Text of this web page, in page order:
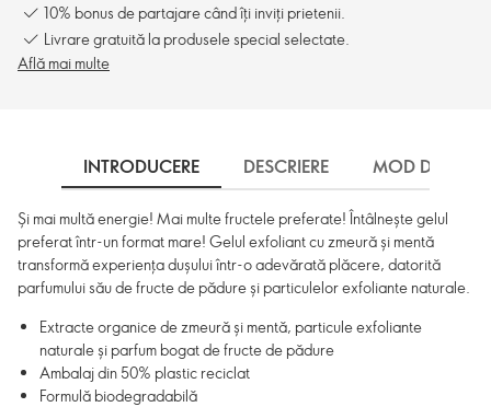
10% bonus de partajare când îți inviți prietenii.
Livrare gratuită la produsele special selectate.
Află mai multe
INTRODUCERE DESCRIERE MOD DE
Și mai multă energie! Mai multe fructele preferate! Întâlnește gelul
preferat într-un format mare! Gelul exfoliant cu zmeură și mentă
transformă experiența dușului într-o adevărată plăcere, datorită
parfumului său de fructe de pădure și particulelor exfoliante naturale.
Extracte organice de zmeură și mentă, particule exfoliante
naturale și parfum bogat de fructe de pădure
Ambalaj din 50% plastic reciclat
Formulă biodegradabilă